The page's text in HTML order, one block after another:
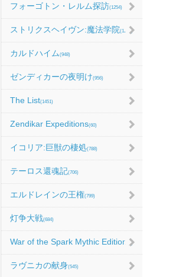
フォーゴトン・レルム探訪(1254)
ストリクスヘイヴン:魔法学院(1214)
カルドハイム (948)
ゼンディカーの夜明け(956)
The List(1451)
Zendikar Expeditions(60)
イコリア:巨獣の棲処(788)
テーロス還魂記(706)
エルドレインの王権(799)
灯争大戦(684)
War of the Spark Mythic Edition (9)
ラヴニカの献身(545)